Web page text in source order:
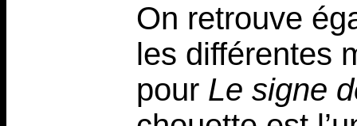
On retrouve
les différentes
pour Le signe